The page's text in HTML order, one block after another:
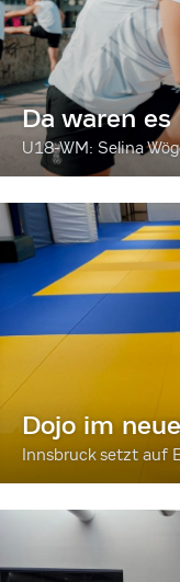
Da waren
U18-WM: Selina
Dojo im
Innsbruck setzt auf